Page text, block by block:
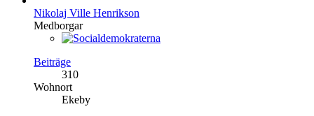
Nikolaj Ville Henrikson
Medborgar
Beiträge
310
Wohnort
Ekeby